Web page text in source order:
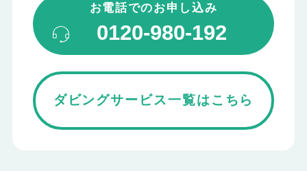
お電話でのお申し込み
0120-980-192
ダビングサービス一覧はこちら